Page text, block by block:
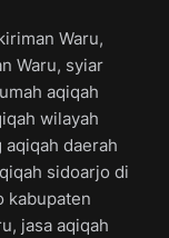
Waru,
Waru, syiar
aqiqah
wilayah
daerah
sidoarjo di
kabupaten
jasa aqiqah